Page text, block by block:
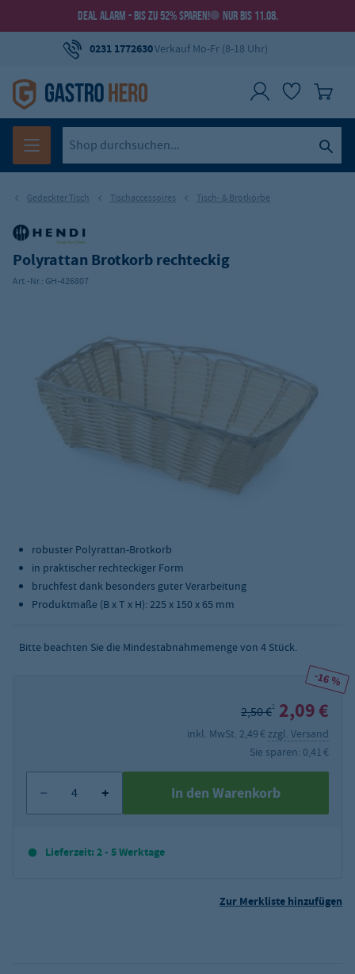
DEAL ALARM - BIS ZU 52% SPAREN! NUR BIS 11.08.
0231 1772630Verkauf Mo-Fr (8-18 Uhr)
Gedeckter Tisch Tischaccessoires Tisch- & Brotkörbe
Polyrattan Brotkorb rechteckig
Art.-Nr.: GH-426807
robuster Polyrattan-Brotkorb
in praktischer rechteckiger Form
bruchfest dank besonders guter Verarbeitung
Produktmaße (B x T x H): 225 x 150 x 65 mm
Bitte beachten Sie die Mindestabnahmemenge von 4 Stück.
-16 %
2,50 €2 2,09 €
inkl. MwSt. 2,49 € zzgl. Versand
Sie sparen: 0,41 €
In den Warenkorb
Lieferzeit: 2 - 5 Werktage
Zur Merkliste hinzufügen